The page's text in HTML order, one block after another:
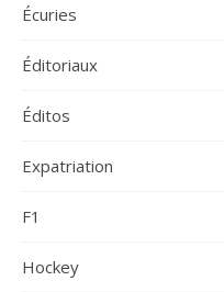
Écuries
Éditoriaux
Éditos
Expatriation
F1
Hockey